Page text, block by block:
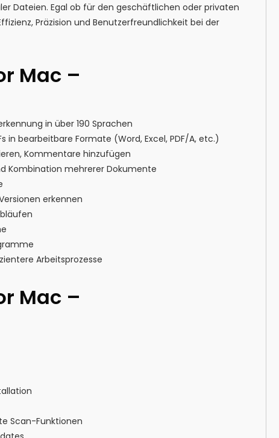
Dateien. Egal ob für den geschäftlichen oder privaten
Präzision und Benutzerfreundlichkeit bei der
Mac –
in über 190 Sprachen
bearbeitbare Formate (Word, Excel, PDF/A, etc.)
Kommentare hinzufügen
Kombination mehrerer Dokumente
erkennen
Arbeitsprozesse
Mac –
Scan-Funktionen